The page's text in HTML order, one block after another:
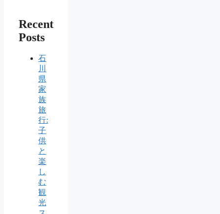
Recent
Posts
石
川
県
家
族
旅
行:
子
供
と
楽
し
む
観
光